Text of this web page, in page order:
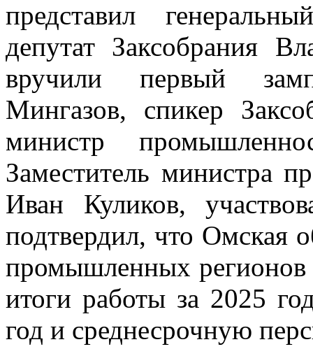
представил
депутат Заксобрания
вручили первый
Мингазов, спикер
министр
Заместитель министра
Иван Куликов,
подтвердил, что Омская
промышленных регионов
итоги работы за 2025
год и среднесрочную